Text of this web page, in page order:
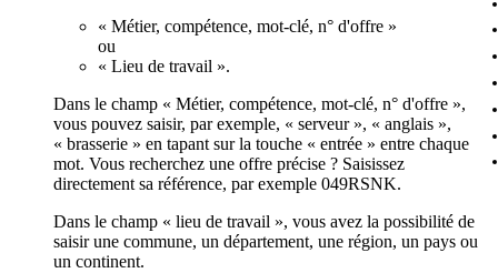
« Métier, compétence, mot-clé, n° d'offre »
ou
« Lieu de travail ».
Dans le champ « Métier, compétence, mot-clé, n° d'offre »,
vous pouvez saisir, par exemple, « serveur », « anglais »,
« brasserie » en tapant sur la touche « entrée » entre chaque
mot. Vous recherchez une offre précise ? Saisissez
directement sa référence, par exemple 049RSNK.
Dans le champ « lieu de travail », vous avez la possibilité de
saisir une commune, un département, une région, un pays ou
un continent.